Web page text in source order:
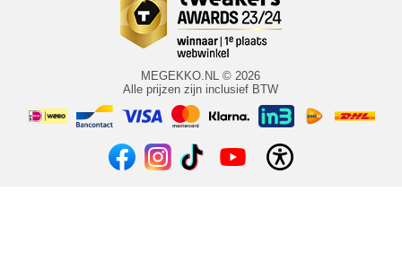
MEGEKKO.NL © 2026
Alle prijzen zijn inclusief BTW